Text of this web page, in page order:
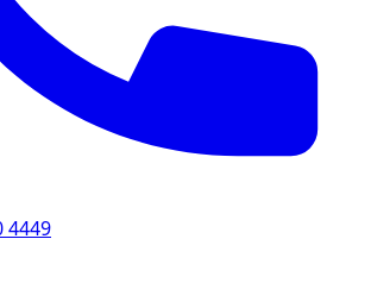
4449